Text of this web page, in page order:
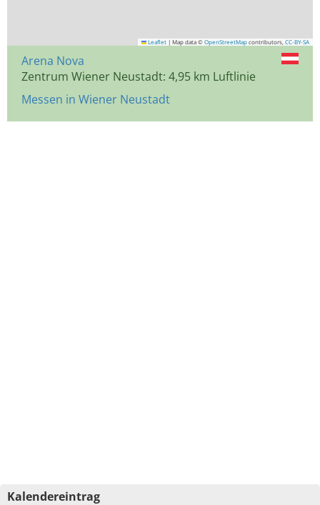
Leaflet | Map data © OpenStreetMap contributors, CC-BY-SA
Arena Nova
Zentrum Wiener Neustadt: 4,95 km Luftlinie
Messen in Wiener Neustadt
Kalendereintrag